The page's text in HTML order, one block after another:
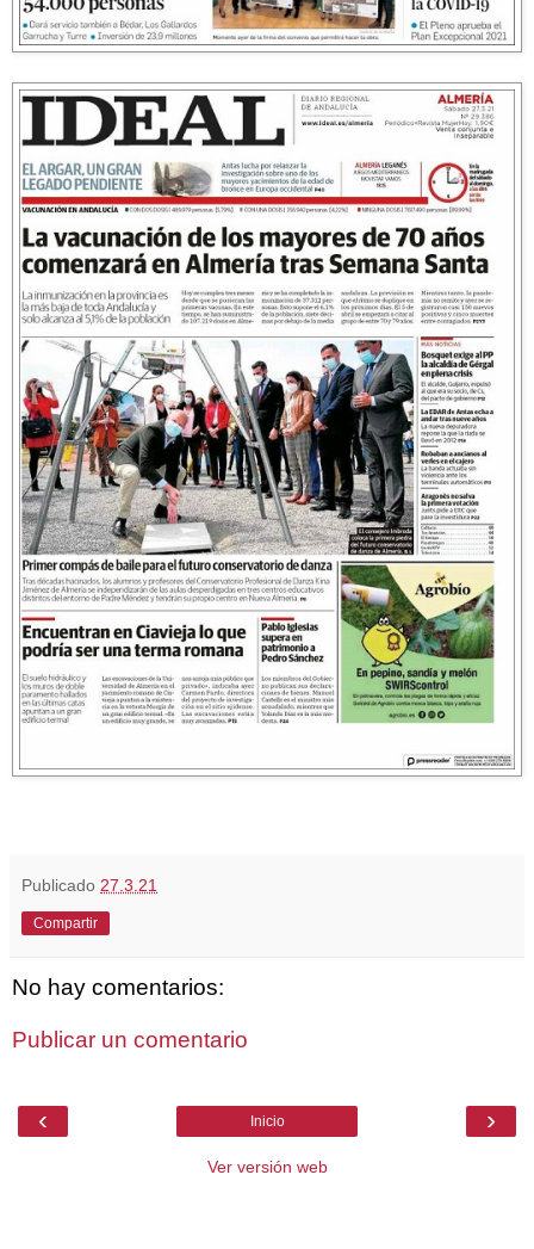
Publicado 27.3.21
Compartir
No hay comentarios:
Publicar un comentario
‹ ›
Inicio
Ver versión web